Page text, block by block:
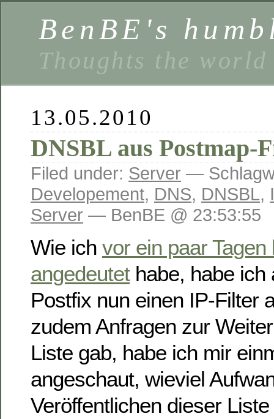
BenBE's
Thoughts the
13.05.2010
DNSBL aus Postmap-
Filed under: Server —
Developement, DNS, DNSBL,
Server — BenBE @ 23:53:55
Wie ich vor ein paar Tagen
angedeutethabe, habe ich
Postfix nun einen IP-Filter
zudem Anfragen zur
Liste gab, habe ich mir
angeschaut, wieviel
Veröffentlichen dieser